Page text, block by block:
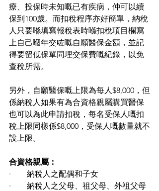
療、投保時未知嘅已有疾病，仲可以續
保到100歲。而扣稅程序亦好簡單，納稅
人只要喺填寫報稅表時喺扣稅項目欄寫
上自己嗰年交咗嘅自願醫保金額，並記
得要留低保單同埋交保費嘅紀錄，以免
查稅所需。
另外，自願醫保嘅上限為每人$8,000，但
係納稅人如果有為合資格親屬購買醫保
也可以為此申請扣稅，每名受保人嘅扣
稅上限同樣係$8,000，受保人嘅數量就不
設上限。
合資格親屬：
·        納稅人之配偶和子女
·        納稅人之父母、祖父母、外祖父母